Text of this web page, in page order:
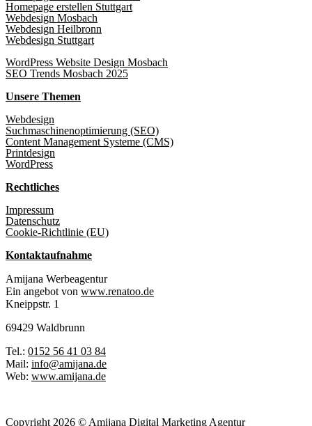
Homepage erstellen Stuttgart
Webdesign Mosbach
Webdesign Heilbronn
Webdesign Stuttgart
WordPress Website Design Mosbach
SEO Trends Mosbach 2025
Unsere Themen
Webdesign
Suchmaschinenoptimierung (SEO)
Content Management Systeme (CMS)
Printdesign
WordPress
Rechtliches
Impressum
Datenschutz
Cookie-Richtlinie (EU)
Kontaktaufnahme
Amijana Werbeagentur
Ein angebot von www.renatoo.de
Kneippstr. 1
69429 Waldbrunn
Tel.: 0152 56 41 03 84
Mail: info@amijana.de
Web: www.amijana.de
Copyright 2026 © Amijana Digital Marketing Agentur